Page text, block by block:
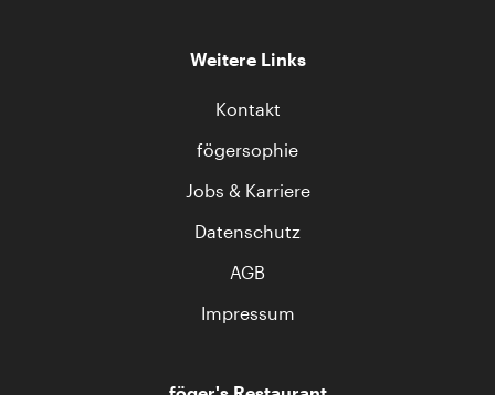
Weitere Links
Kontakt
fögersophie
Jobs & Karriere
Datenschutz
AGB
Impressum